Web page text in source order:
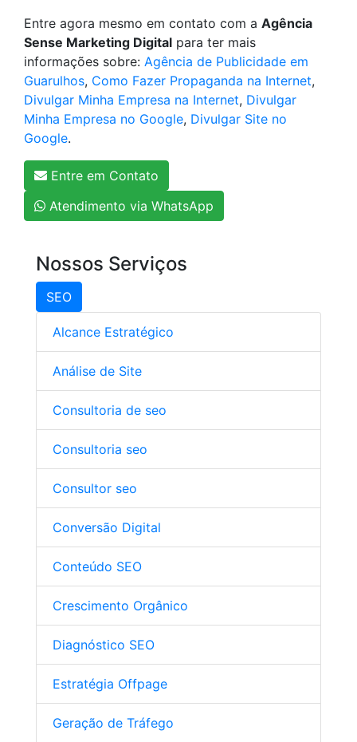
Entre agora mesmo em contato com a Agência
Sense Marketing Digital para ter mais
informações sobre: Agência de Publicidade em
Guarulhos, Como Fazer Propaganda na Internet,
Divulgar Minha Empresa na Internet, Divulgar
Minha Empresa no Google, Divulgar Site no
Google.
Entre em Contato
Atendimento via WhatsApp
Nossos Serviços
SEO
Alcance Estratégico
Análise de Site
Consultoria de seo
Consultoria seo
Consultor seo
Conversão Digital
Conteúdo SEO
Crescimento Orgânico
Diagnóstico SEO
Estratégia Offpage
Geração de Tráfego